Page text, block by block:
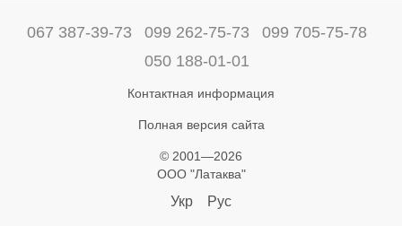
067 387-39-73 099 262-75-73
099 705-75-78
050 188-01-01
Контактная информация
Полная версия сайта
© 2001—2026
ООО "Латаква"
Укр Рус